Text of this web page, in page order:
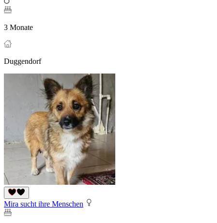
3 Monate
Duggendorf
Mira sucht ihre Menschen